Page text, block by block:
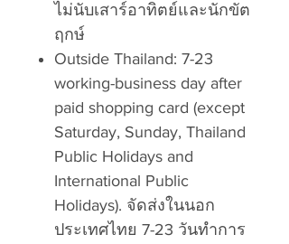
ไม่นับเสาร์อาทิตย์และนักขัต
ฤกษ์
Outside Thailand: 7-23
working-business day after
paid shopping card (except
Saturday, Sunday, Thailand
Public Holidays and
International Public
Holidays). จัดส่งในนอก
ประเทศไทย 7-23 วันทำการ